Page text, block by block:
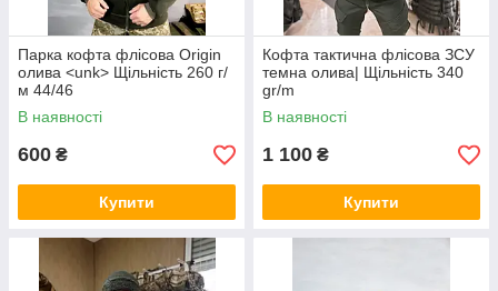
Парка кофта флісова Origin
олива <unk> Щільність 260 г/
м 44/46
В наявності
600 ₴
Купити
Кофта тактична флісова ЗСУ
темна олива| Щільність 340
gr/m
В наявності
1 100 ₴
Купити